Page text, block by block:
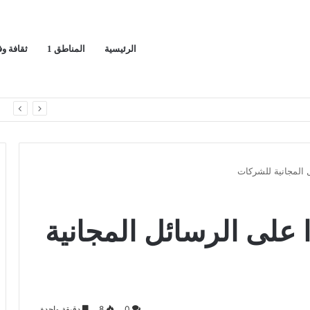
الرئيسية المناطق 1 ثقافة
للشركات
الرسائل المجانية